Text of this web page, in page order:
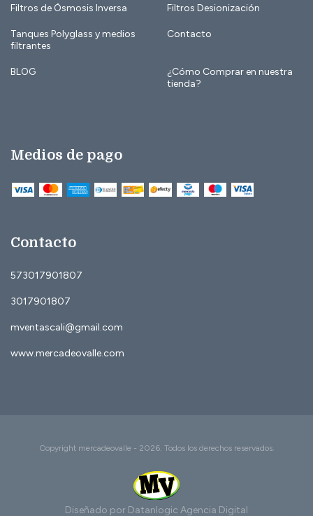
Filtros de Ósmosis Inversa Filtros Desionización
Tanques Polyglass y medios
filtrantes
Contacto
BLOG
¿Cómo Comprar en nuestra
tienda?
Medios de pago
Contacto
573017901807
3017901807
mventascali@gmail.com
www.mercadeovalle.com
Copyright mercadeovalle - 2026. Todos los derechos reservados.
Diseñado por Datanlogic Agencia Digital